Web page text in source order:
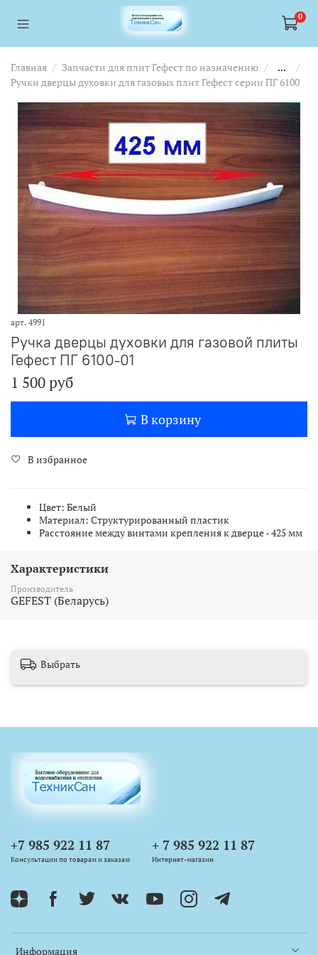
0
Главная Запчасти для плит Гефест по назначению
...
Ручки дверцы духовки для газовых плит Гефест серии ПГ 6100
арт. 4991
Ручка дверцы духовки для газовой плиты
Гефест ПГ 6100-01
1 500 руб
В корзину
В избранное
Цвет: Белый
Материал: Структурированный пластик
Расстояние между винтами крепления к дверце - 425 мм
Характеристики
Производитель
GEFEST (Беларусь)
Выбрать
Информация
+7 985 922 11 87
Консультации по товарам и заказам
+ 7 985 922 11 87
Интернет-магазин
<a href="https://webmaster.yandex.ru/siteinfo/?site=https://
<a href="https://webmaster.yandex.ru/siteinfo/?site=https://